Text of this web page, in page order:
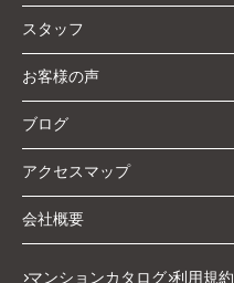
スタッフ
お客様の声
ブログ
アクセスマップ
会社概要
マンションカタログ 利用規約